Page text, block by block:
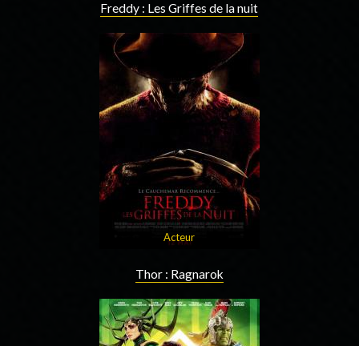
Freddy : Les Griffes de la nuit
Acteur
Thor : Ragnarok